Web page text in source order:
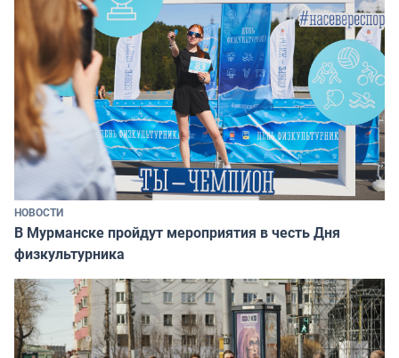
НОВОСТИ
В Мурманске пройдут мероприятия в честь Дня
физкультурника